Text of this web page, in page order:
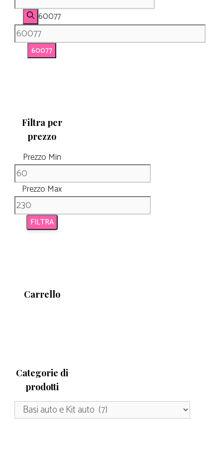
60077
Filtra per
prezzo
Prezzo Min
Prezzo Max
FILTRA
Carrello
Categorie di
prodotti